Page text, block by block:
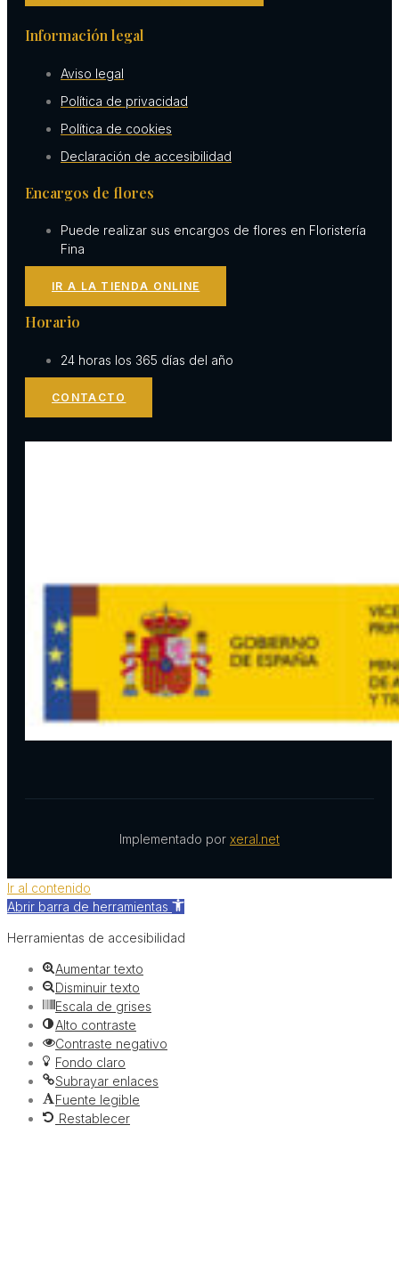
Información legal
Aviso legal
Política de privacidad
Política de cookies
Declaración de accesibilidad
Encargos de flores
Puede realizar sus encargos de flores en Floristería
Fina
IR A LA TIENDA ONLINE
Horario
24 horas los 365 días del año
CONTACTO
Implementado por xeral.net
Ir al contenido
Abrir barra de herramientas
Herramientas de accesibilidad
Aumentar texto
Disminuir texto
Escala de grises
Alto contraste
Contraste negativo
Fondo claro
Subrayar enlaces
Fuente legible
Restablecer